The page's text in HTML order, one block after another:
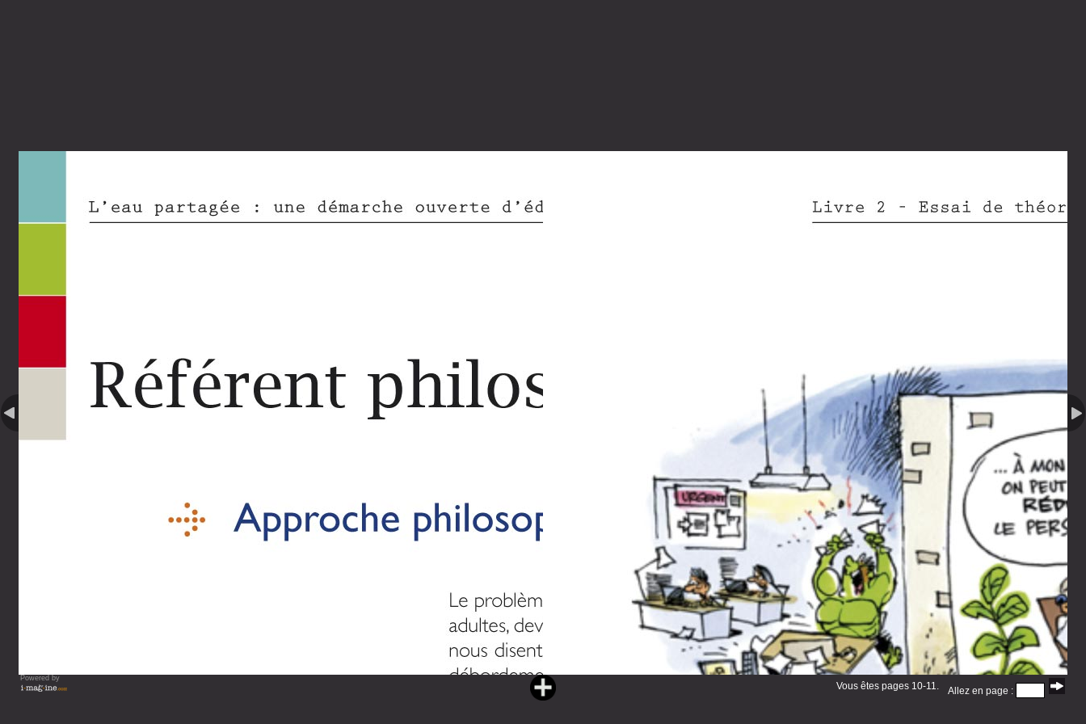
Powered by
Allez en page :
Vous êtes pages 10-11.